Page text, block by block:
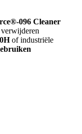
096 Cleaner
verwijderen
of industriële